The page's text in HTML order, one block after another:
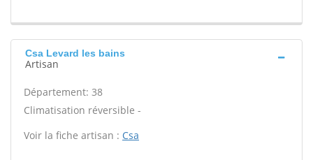
Csa Levard les bains
Artisan
Département: 38
Climatisation réversible -
Voir la fiche artisan : Csa